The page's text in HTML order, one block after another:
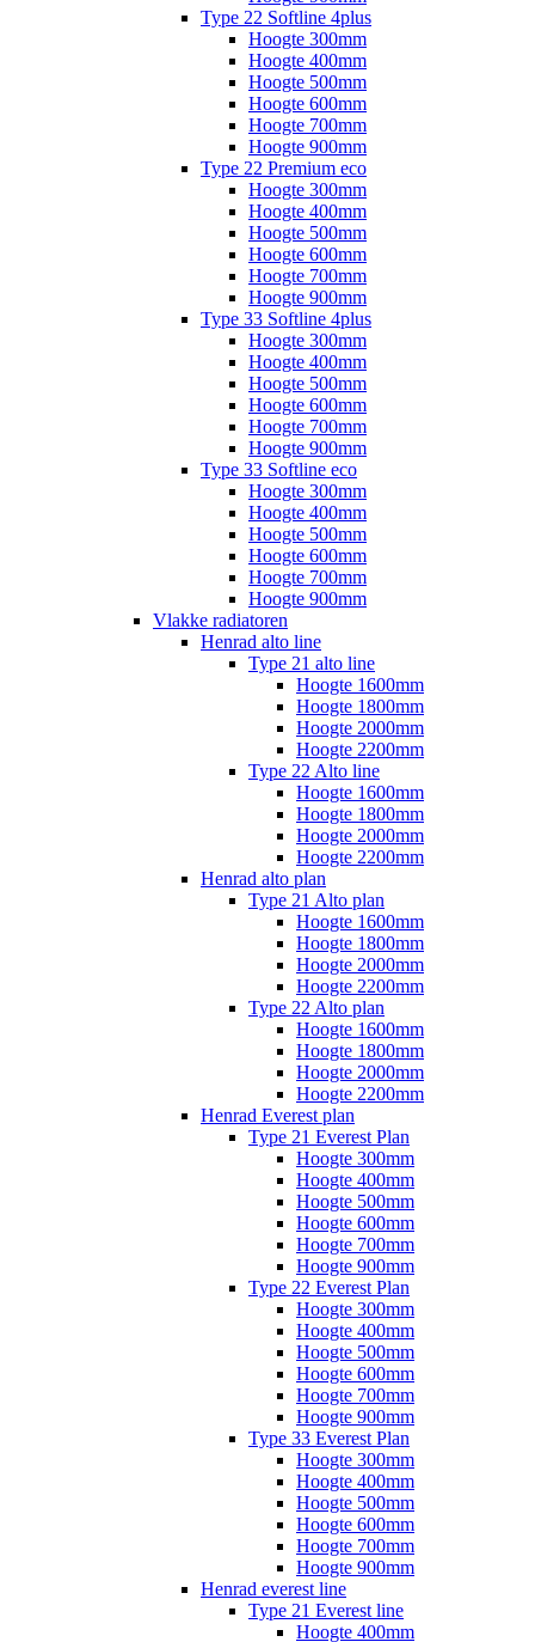
Type 22 Softline 4plus
Hoogte 300mm
Hoogte 400mm
Hoogte 500mm
Hoogte 600mm
Hoogte 700mm
Hoogte 900mm
Type 22 Premium eco
Hoogte 300mm
Hoogte 400mm
Hoogte 500mm
Hoogte 600mm
Hoogte 700mm
Hoogte 900mm
Type 33 Softline 4plus
Hoogte 300mm
Hoogte 400mm
Hoogte 500mm
Hoogte 600mm
Hoogte 700mm
Hoogte 900mm
Type 33 Softline eco
Hoogte 300mm
Hoogte 400mm
Hoogte 500mm
Hoogte 600mm
Hoogte 700mm
Hoogte 900mm
Vlakke radiatoren
Henrad alto line
Type 21 alto line
Hoogte 1600mm
Hoogte 1800mm
Hoogte 2000mm
Hoogte 2200mm
Type 22 Alto line
Hoogte 1600mm
Hoogte 1800mm
Hoogte 2000mm
Hoogte 2200mm
Henrad alto plan
Type 21 Alto plan
Hoogte 1600mm
Hoogte 1800mm
Hoogte 2000mm
Hoogte 2200mm
Type 22 Alto plan
Hoogte 1600mm
Hoogte 1800mm
Hoogte 2000mm
Hoogte 2200mm
Henrad Everest plan
Type 21 Everest Plan
Hoogte 300mm
Hoogte 400mm
Hoogte 500mm
Hoogte 600mm
Hoogte 700mm
Hoogte 900mm
Type 22 Everest Plan
Hoogte 300mm
Hoogte 400mm
Hoogte 500mm
Hoogte 600mm
Hoogte 700mm
Hoogte 900mm
Type 33 Everest Plan
Hoogte 300mm
Hoogte 400mm
Hoogte 500mm
Hoogte 600mm
Hoogte 700mm
Hoogte 900mm
Henrad everest line
Type 21 Everest line
Hoogte 400mm